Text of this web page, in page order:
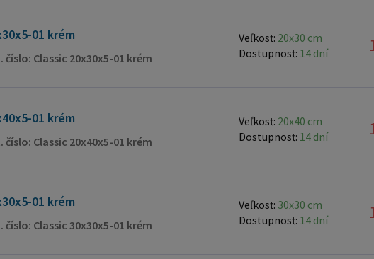
dobrá
látka:
preto
01 krém
číslo: Classic 20x30x5-01 krém
Veľkosť: 20x30 cm
Dostupnosť: 14 dní
01 krém
číslo: Classic 20x40x5-01 krém
Veľkosť: 20x40 cm
Dostupnosť: 14 dní
01 krém
číslo: Classic 30x30x5-01 krém
Veľkosť: 30x30 cm
Dostupnosť: 14 dní